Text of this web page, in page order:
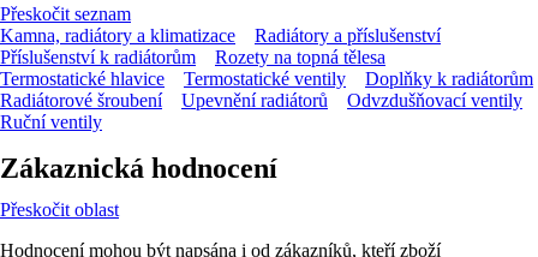
Přeskočit seznam
Kamna, radiátory a klimatizace
Radiátory a příslušenství
Příslušenství k radiátorům
Rozety na topná tělesa
Termostatické hlavice
Termostatické ventily
Doplňky k radiátorům
Radiátorové šroubení
Upevnění radiátorů
Odvzdušňovací ventily
Ruční ventily
Zákaznická hodnocení
Přeskočit oblast
Hodnocení mohou být napsána i od zákazníků, kteří zboží